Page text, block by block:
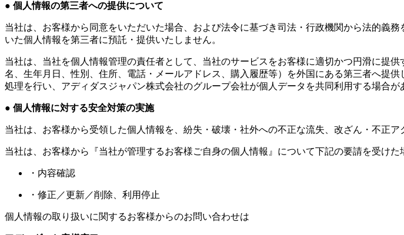
● 個人情報の第三者への提供について
当社は、お客様から同意をいただいた場合、および法令に基づき司法・行政機関から法的義
いた個人情報を第三者に預託・提供いたしません。
当社は、当社を個人情報管理の責任者として、当社のサービスをお客様に適切かつ円滑に提
名、生年月日、性別、住所、電話・メールアドレス、購入履歴等）を外国にある第三者へ提
処理を行い、アディダスジャパン株式会社のグループ会社が個人データを共同利用する場合が
● 個人情報に対する安全対策の実施
当社は、お客様から受領した個人情報を、紛失・破壊・社外への不正な流失、改ざん・不正
当社は、お客様から『当社が管理するお客様ご自身の個人情報』について下記の要請を受け
・内容確認
・修正／更新／削除、利用停止
個人情報の取り扱いに関するお客様からのお問い合わせは